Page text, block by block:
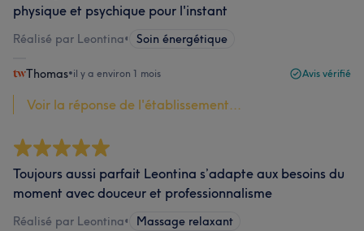
physique et psychique pour l'instant
Réalisé par Leontina• Soin énergétique
Thomas•il y a environ 1 mois Avis vérifié
Voir la réponse de l'établissement...
Toujours aussi parfait Leontina s’adapte aux besoins du
moment avec douceur et professionnalisme
Réalisé par Leontina• Massage relaxant